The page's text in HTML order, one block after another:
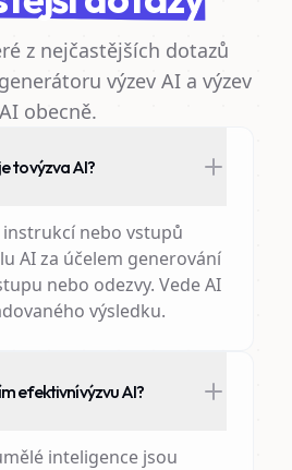
z nejčastějších dotazů
výzev AI a výzev
AI obecně.
to výzva AI?
instrukcí nebo vstupů
AI za účelem generování
nebo odezvy. Vede AI
výsledku.
efektivní výzvu AI?
inteligence jsou